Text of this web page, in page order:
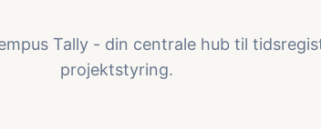
Tally - din centrale hub til
projektstyring.